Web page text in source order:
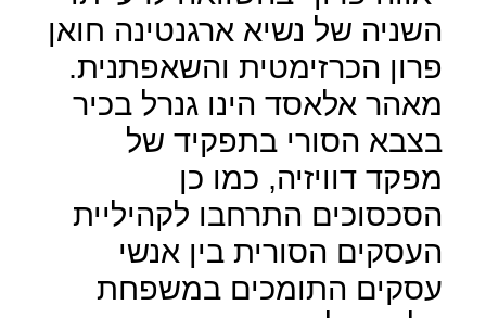
השניה של נשיא ארגנטינה חואן
פרון הכרזימטית והשאפתנית.
מאהר אלאסד הינו גנרל בכיר
בצבא הסורי בתפקיד של
מפקד דוויזיה, כמו כן
הסכסוכים התרחבו לקהיליית
העסקים הסורית בין אנשי
עסקים התומכים במשפחת